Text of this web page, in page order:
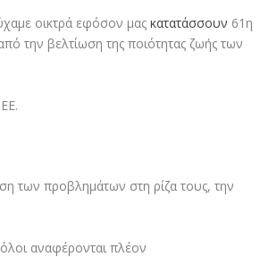
οικτρά εφόσον μαςκατατάσσουν 61η
την βελτίωση της ποιότητας ζωής των
των προβλημάτων στη ρίζα τους, την
αναφέρονται πλέον